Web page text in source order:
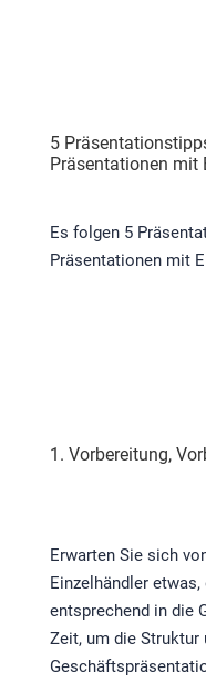
5
Präsentationen mit
Es folgen 5
Präsentationen mit
1. Vorbereitung,
Erwarten Sie sich
Einzelhändler
entsprechend in die
Zeit, um die Struktur